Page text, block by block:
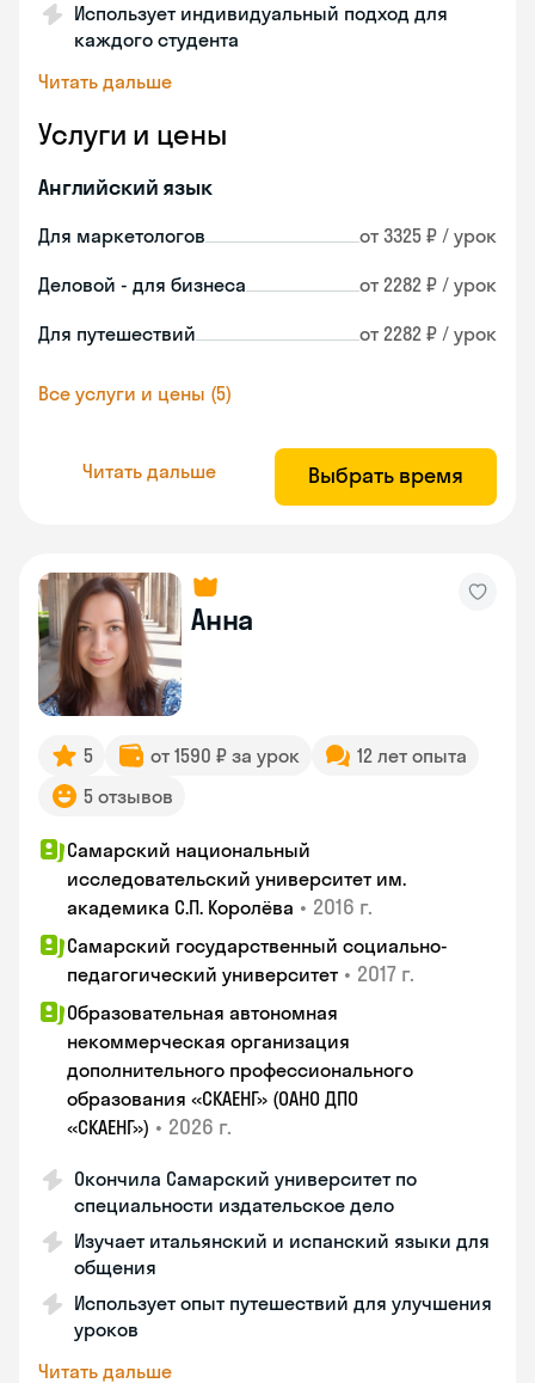
Использует индивидуальный подход для
каждого студента
Читать дальше
Услуги и цены
Английский язык
Для маркетологов от 3325 ₽ / урок
Деловой - для бизнеса от 2282 ₽ / урок
Для путешествий от 2282 ₽ / урок
Все услуги и цены (5)
Читать дальше Выбрать время
Анна
5 от 1590 ₽ за урок
12 лет опыта
5 отзывов
Самарский национальный
исследовательский университет им.
академика С.П. Королёва • 2016 г.
Самарский государственный социально-
педагогический университет • 2017 г.
Образовательная автономная
некоммерческая организация
дополнительного профессионального
образования «СКАЕНГ» (ОАНО ДПО
«СКАЕНГ») • 2026 г.
Окончила Самарский университет по
специальности издательское дело
Изучает итальянский и испанский языки для
общения
Использует опыт путешествий для улучшения
уроков
Читать дальше